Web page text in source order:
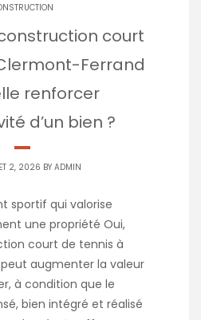
court
Ferrand
renforcer
d’un bien ?
2, 2026 BY ADMIN
sportif qui valorise
une propriété Oui,
court de tennis à
augmenter la valeur
à condition que le
bien intégré et réalisé